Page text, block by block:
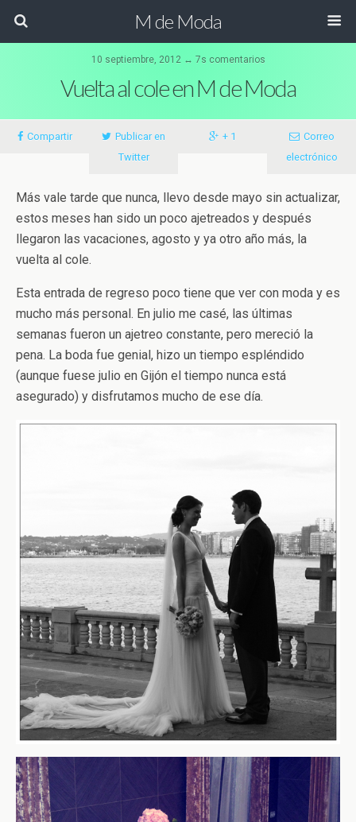
M de Moda
10 septiembre, 2012 ↔ 7s comentarios
Vuelta al cole en M de Moda
Compartir
Publicar en
Twitter
+ 1
Correo
electrónico
Más vale tarde que nunca, llevo desde mayo sin actualizar,
estos meses han sido un poco ajetreados y después
llegaron las vacaciones, agosto y ya otro año más, la
vuelta al cole.
Esta entrada de regreso poco tiene que ver con moda y es
mucho más personal. En julio me casé, las últimas
semanas fueron un ajetreo constante, pero mereció la
pena. La boda fue genial, hizo un tiempo espléndido
(aunque fuese julio en Gijón el tiempo nunca está
asegurado) y disfrutamos mucho de ese día.